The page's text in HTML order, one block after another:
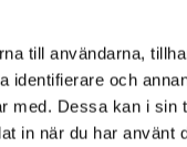
till användarna,
och
med. Dessa kan i sin
in när du har använt
| Snöflinga Gia
ditt val längst upp